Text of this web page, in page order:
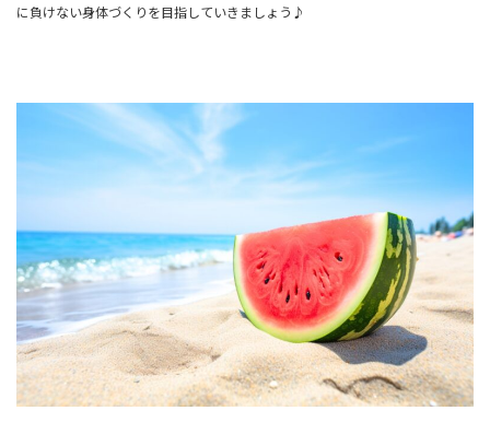
に負けない身体づくりを目指していきましょう♪